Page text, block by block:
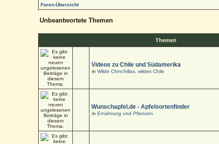
Foren-Übersicht
Unbeantwortete Themen
Themen
Videos zu Chile und Südamerika
inWilde Chinchillas, wildes Chile
Wunschapfel.de - Apfelsortenfinder
inErnährung und Pflanzen